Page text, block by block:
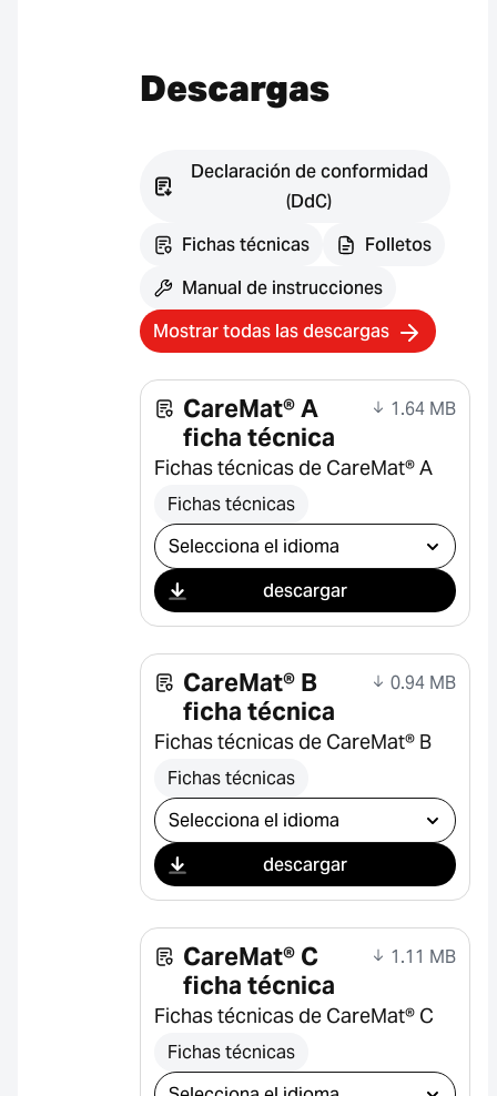
Descargas
Declaración de conformidad
(DdC)
Fichas técnicas
Folletos
Manual de instrucciones
Mostrar todas las descargas
CareMat® A
ficha técnica
1.64 MB
Fichas técnicas de CareMat® A
Fichas técnicas
Seleccionar descarga
descargar
CareMat® B
ficha técnica
0.94 MB
Fichas técnicas de CareMat® B
Fichas técnicas
Seleccionar descarga
descargar
CareMat® C
ficha técnica
1.11 MB
Fichas técnicas de CareMat® C
Fichas técnicas
Seleccionar descarga